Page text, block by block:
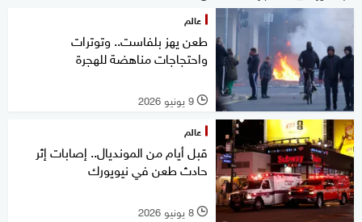
عالم
طعن يهز بلفاست.. وتوترات
واحتجاجات مناهضة للهجرة
l 9 يونيو 2026
عالم
قبل أيام من المونديال.. إصابات إثر
حادث طعن في نيويورك
l 8 يونيو 2026